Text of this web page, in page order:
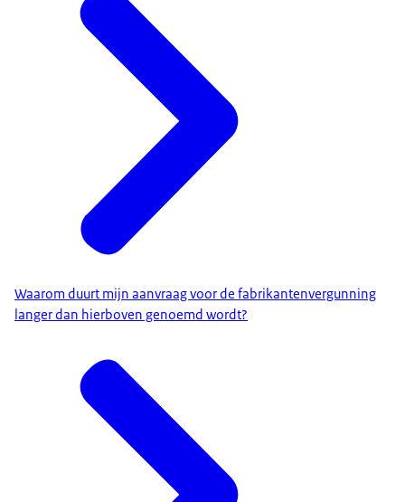
Waarom duurt mijn aanvraag voor de fabrikantenvergunning
langer dan hierboven genoemd wordt?